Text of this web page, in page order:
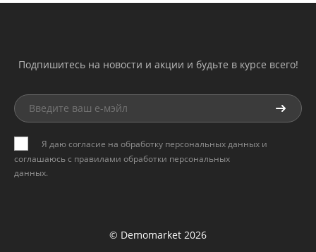
Подпишитесь на новости и акции и будьте в курсе всего!
Я даю согласие на обработку персональных данных и
соглашаюсь с правилами обработки персональных
данных.
© Demomarket 2026